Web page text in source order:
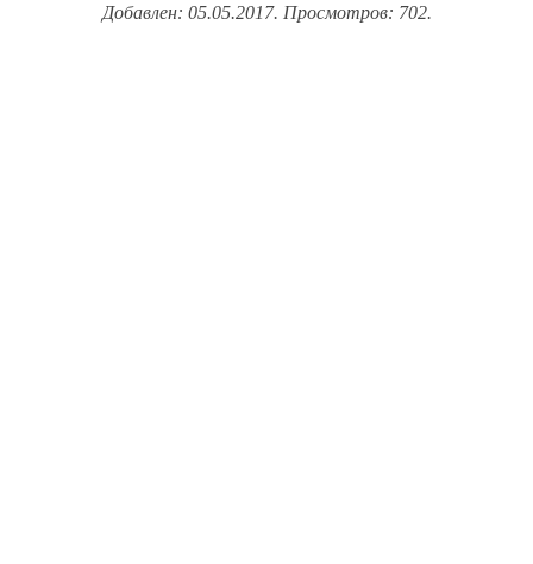
Добавлен: 05.05.2017. Просмотров: 702.